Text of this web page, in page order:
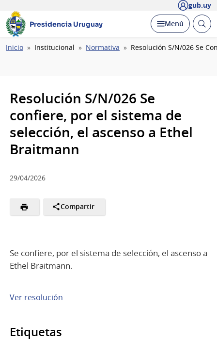
gub.uy
Presidencia Uruguay Desplegar
Menú Abrir
Ruta
Inicio Institucional Normativa Resolución S/N/026 Se
Resolución S/N/026 Se
confiere, por el sistema de
selección, el ascenso a Ethel
Braitmann
29/04/2026
Compartir
Se confiere, por el sistema de selección, el ascenso a
Ethel Braitmann.
Ver resolución
Etiquetas